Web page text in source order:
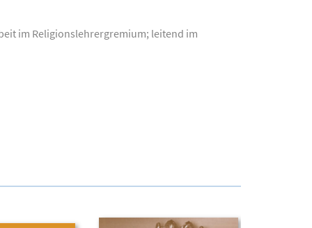
im Religionslehrergremium; leitend im